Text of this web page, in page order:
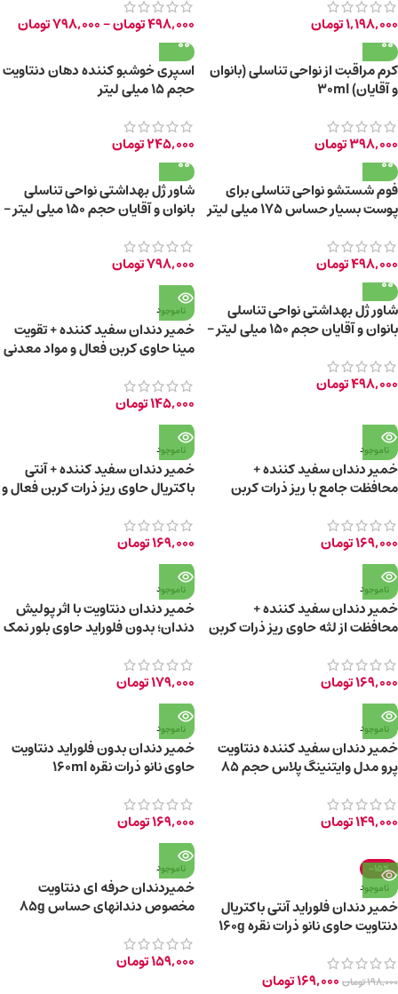
1,198,000تومان 498,000تومان–
798,000تومان
کرم مراقبت از نواحی تناسلی (بانوان
و آقایان) 30ml
398,000تومان
اسپری خوشبو کننده دهان دنتاویت
حجم 15 میلی لیتر
245,000تومان
فوم شستشو نواحی تناسلی برای
پوست بسیار حساس 175 میلی لیتر
498,000تومان
شاور ژل بهداشتی نواحی تناسلی
بانوان و آقایان حجم 150 میلی لیتر –
798,000تومان
شاور ژل بهداشتی نواحی تناسلی
بانوان و آقایان حجم 150 میلی لیتر –
498,000تومان
ناموجود
خمیر دندان سفید کننده + تقویت
مینا حاوی کربن فعال و مواد معدنی
145,000تومان
ناموجود
خمیر دندان سفید کننده +
محافظت جامع با ریز ذرات کربن
169,000تومان
ناموجود
خمیر دندان سفید کننده + آنتی
باکتریال حاوی ریز ذرات کربن فعال و
169,000تومان
ناموجود
خمیر دندان سفید کننده +
محافظت از لثه حاوی ریز ذرات کربن
169,000تومان
ناموجود
خمیر دندان دنتاویت با اثر پولیش
دندان؛ بدون فلوراید حاوی بلور نمک
179,000تومان
ناموجود
خمیر دندان سفید کننده دنتاویت
پرو مدل وایتنینگ پلاس حجم ۸۵
149,000تومان
ناموجود
خمیر دندان بدون فلوراید دنتاویت
حاوی نانو ذرات نقره 160ml
169,000تومان
-15%
ناموجود
خمیر دندان فلوراید آنتی باکتریال
دنتاویت حاوی نانو ذرات نقره 160g
198,000تومان 169,000تومان
ناموجود
خمیردندان حرفه ای دنتاویت
مخصوص دندان­های حساس 85g
159,000تومان